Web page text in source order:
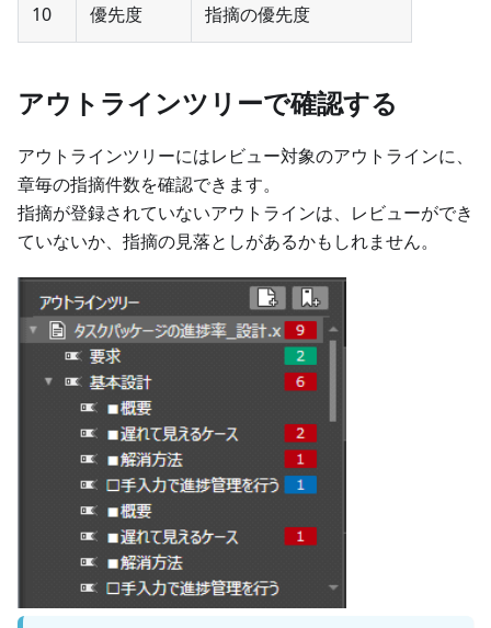
10 優先度 指摘の優先度
アウトラインツリーで確認する
アウトラインツリーにはレビュー対象のアウトラインに、
章毎の指摘件数を確認できます。
指摘が登録されていないアウトラインは、レビューができ
ていないか、指摘の見落としがあるかもしれません。